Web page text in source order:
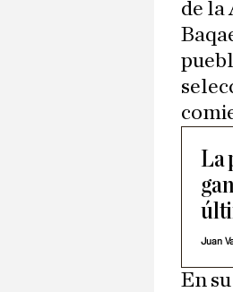
de la
La
Juan
En